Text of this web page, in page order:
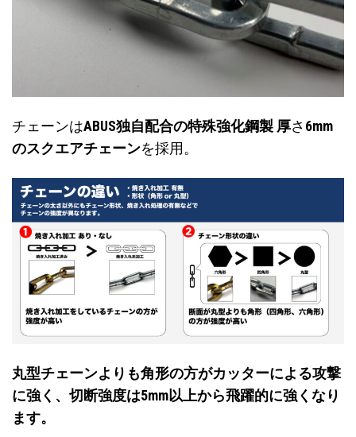
チェーンはABUS独自配合の特殊強化鋼製 厚さ 6mm
のスクエアチェーンを採用。
丸型チェーンよりも角形の方がカッターによる攻撃
に強く、切断強度は5mm以上から飛躍的に強くなり
ます。